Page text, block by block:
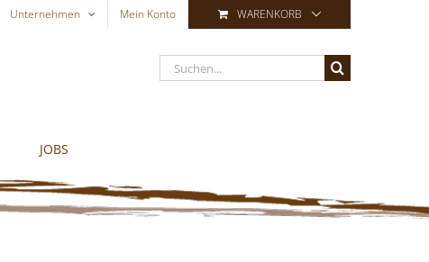
Unternehmen Mein Konto WARENKORB
Suche
nach:
JOBS